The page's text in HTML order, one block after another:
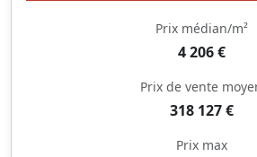
Prix médian/m²
4 206 €
Prix de vente
318 127 €
Prix max